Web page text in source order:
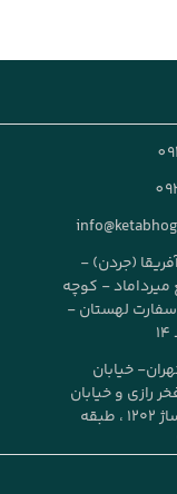
(جردن) -
میرداماد - کوچه
سفارت لهستان -
خیابان
رازی و خیابان
دانشگاه ، پاساژ ۱۲۰۲ ، طبقه